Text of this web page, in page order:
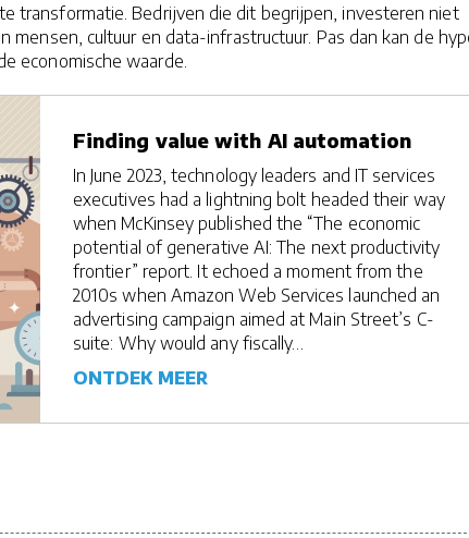
transformatie. Bedrijven die dit begrijpen, investeren niet
mensen, cultuur en data-infrastructuur. Pas dan kan de
economische waarde.
Finding value with AI automation
In June 2023, technology leaders and IT services
executives had a lightning bolt headed their way
when McKinsey published the “The economic
potential of generative AI: The next productivity
frontier” report. It echoed a moment from the
2010s when Amazon Web Services launched an
advertising campaign aimed at Main Street’s C-
suite: Why would any fiscally…
ONTDEK MEER